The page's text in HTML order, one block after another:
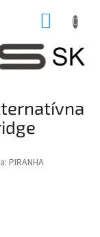
PIRANHA